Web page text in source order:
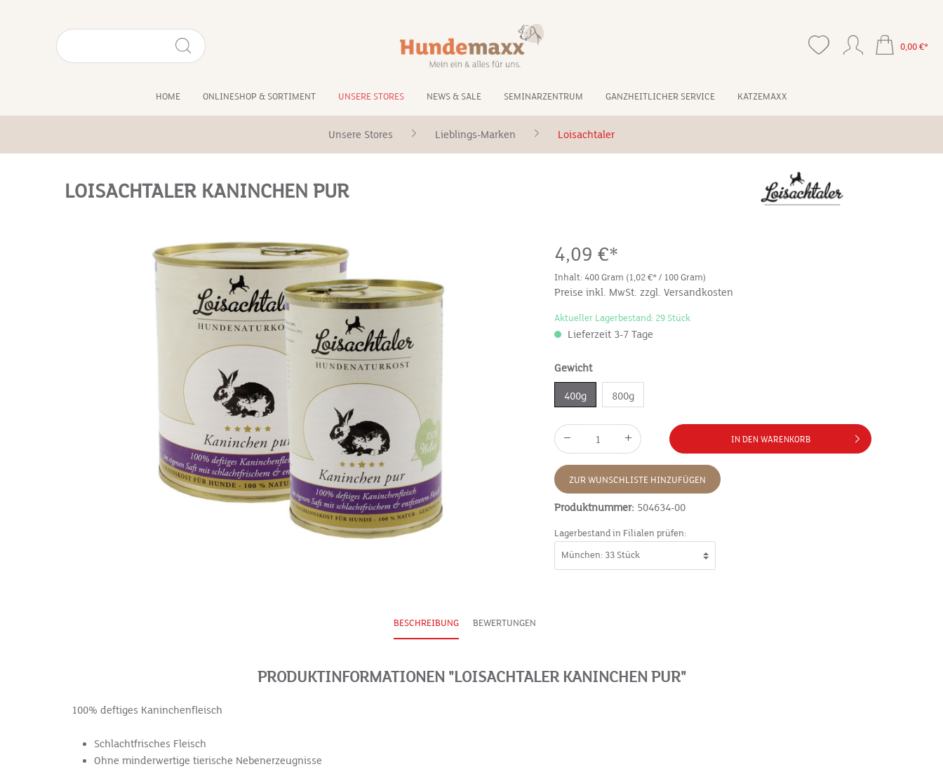
0,00 €*
HOME ONLINESHOP & SORTIMENT UNSERE STORES NEWS & SALE SEMINARZENTRUM GANZHEITLICHER SERVICE KATZEMAXX
Unsere Stores Lieblings-Marken Loisachtaler
LOISACHTALER KANINCHEN PUR
4,09 €*
Inhalt:400 Gram (1,02 €* / 100 Gram)
Preise inkl. MwSt. zzgl. Versandkosten
Aktueller Lagerbestand: 29 Stück
Lieferzeit 3-7 Tage
Gewicht
400g 800g
IN DEN WARENKORB
ZUR WUNSCHLISTE HINZUFÜGEN
Produktnummer: 504634-00
Lagerbestand in Filialen prüfen:
BESCHREIBUNG BEWERTUNGEN
PRODUKTINFORMATIONEN "LOISACHTALER KANINCHEN PUR"
100% deftiges Kaninchenfleisch
Schlachtfrisches Fleisch
Ohne minderwertige tierische Nebenerzeugnisse